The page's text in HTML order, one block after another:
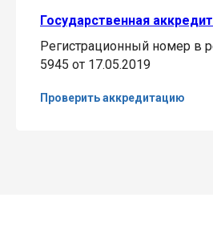
Государственная
Регистрационный номер в
5945 от 17.05.2019
Проверить аккредитацию